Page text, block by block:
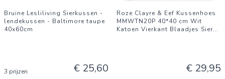
Bruine Lesliliving Sierkussen -
lendekussen - Baltimore taupe
40x60cm
3 prijzen € 25,60
Roze Clayre & Eef Kussenhoes
MMWTN20P 40*40 cm Wit
Katoen Vierkant Blaadjes Sier...
€ 29,95